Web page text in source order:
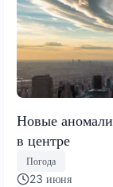
Новые
в центре
Погода
23 июня